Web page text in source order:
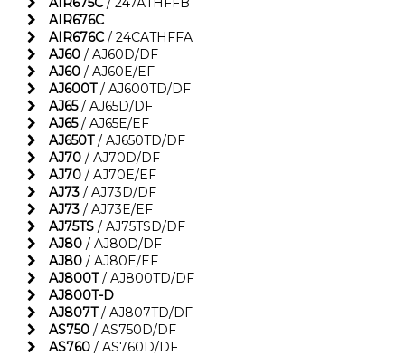
AIR676C
AIR676C / 24CATHFFA
AJ60 / AJ60D/DF
AJ60 / AJ60E/EF
AJ600T/ AJ600TD/DF
AJ65/ AJ65D/DF
AJ65/ AJ65E/EF
AJ650T/ AJ650TD/DF
AJ70 / AJ70D/DF
AJ70 / AJ70E/EF
AJ73 / AJ73D/DF
AJ73 / AJ73E/EF
AJ75TS / AJ75TSD/DF
AJ80 / AJ80D/DF
AJ80 / AJ80E/EF
AJ800T/ AJ800TD/DF
AJ800T-D
AJ807T/ AJ807TD/DF
AS750 / AS750D/DF
AS760 / AS760D/DF